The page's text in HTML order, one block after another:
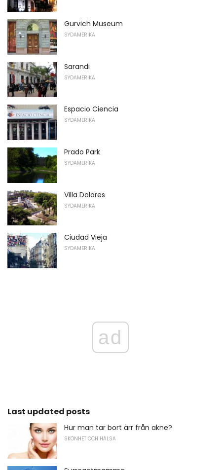
Gurvich Museum
SYDAMERIKA
Sarandi
SYDAMERIKA
Espacio Ciencia
SYDAMERIKA
Prado Park
SYDAMERIKA
Villa Dolores
SYDAMERIKA
Ciudad Vieja
SYDAMERIKA
ad
Last updated posts
Hur man tar bort ärr från akne?
SKÖNHET OCH HÄLSA